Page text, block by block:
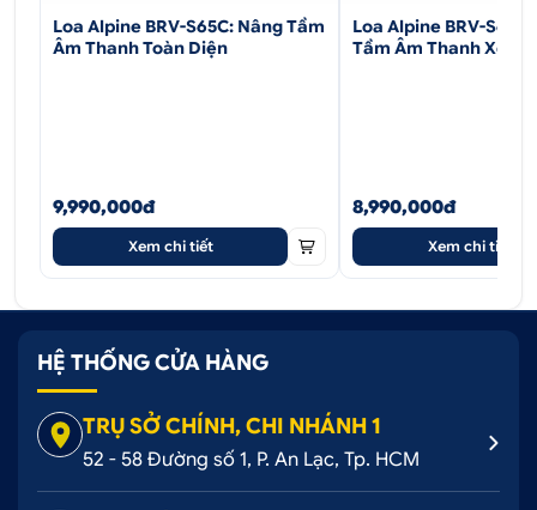
Loa Alpine BRV-S65C: Nâng Tầm
Âm Thanh Toàn Diện
9,990,000đ
Xem chi tiết
Loa Alpine BRV-S65
Tầm Âm Thanh Xe
8,990,000đ
Xem chi tiết
HỆ THỐNG CỬA HÀNG
TRỤ SỞ CHÍNH, CHI NHÁNH 1
52 - 58 Đường số 1, P. An Lạc, Tp. HCM